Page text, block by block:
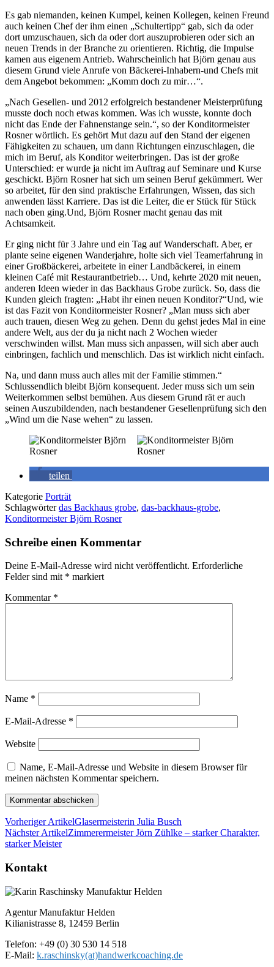
Es gab niemanden, keinen Kumpel, keinen Kollegen, keinen Freund
auch keinen Chef der ihm einen „Schultertipp“ gab, sich da oder
dort umzuschauen, sich da oder dort auszuprobieren oder sich an
neuen Trends in der Branche zu orientieren. Richtig, die Impulse
kamen aus eigenem Antrieb. Wahrscheinlich hat Björn genau aus
diesem Grund viele Anrufe von Bäckerei-Inhabern-und Chefs mit
dem Angebot bekommen: „Komm doch zu mir…“.
„Nach Gesellen- und 2012 erfolgreich bestandener Meisterprüfung
musste doch noch etwas kommen. Was ich wusste, konnte doch
nicht das Ende der Fahnenstange sein.“, so der Konditormeister
Rosner wörtlich. Es gehört Mut dazu auf den Stand der eigenen
Fähigkeiten zu schauen, um dann Richtungen einzuschlagen, die
mich im Beruf, als Konditor weiterbringen. Das ist der große
Unterschied: er wurde ja nicht im Auftrag auf Seminare und Kurse
geschickt. Björn Rosner hat sich um seinen Beruf gekümmert. Wer
so arbeitet, für den sind praktische Erfahrungen, Wissen, das sich
anwenden lässt Karriere. Das ist die Leiter, die er Stück für Stück
nach oben ging.Und, Björn Rosner macht genau das mit
Achtsamkeit.
Er ging nicht für 3 Jahre und ein Tag auf Wanderschaft. Aber, er
plante seine eigenen Wanderjahre, holte sich viel Teamerfahrung in
einer Großbäckerei, arbeitete in einer Landbäckerei, in einem
kleinen Café mit Restaurantbetrieb… Und, kehrte 2020 mit neuen,
anderen Ideen wieder in das Backhaus Grobe zurück. So, dass die
Kunden gleich fragten: „Habt ihr einen neuen Konditor?“Und, wie
ist das Fazit von Konditormeister Rosner? „Man muss sich aber
auch trauen, diesen Weg zu gehen. Denn du gehst jedes Mal in eine
andere Welt, aus der du ja nicht nach 2 Wochen wieder
verschwinden willst. Man muss sich anpassen, will sich aber auch
einbringen, fachlich und menschlich. Das ist wirklich nicht einfach.
Na, und dann muss auch alles mit der Familie stimmen.“
Schlussendlich bleibt Björn konsequent. Jeder muss sich um sein
Weiterkommen selbst bemühen. Aus diesem Grund rät er auch
seinen Auszubildenden, nach bestandener Gesellenprüfung sich den
„Wind um die Nase wehen“ zu lassen.
teilen
Kategorie Porträt
Schlagwörterdas Backhaus grobe, das-backhaus-grobe,
Konditormeister Björn Rosner
Schreibe einen Kommentar
Deine E-Mail-Adresse wird nicht veröffentlicht. Erforderliche
Felder sind mit * markiert
Kommentar *
Name *
E-Mail-Adresse *
Website
Name, E-Mail-Adresse und Website in diesem Browser für
meinen nächsten Kommentar speichern.
Vorheriger ArtikelGlasermeisterin Julia Busch
Nächster ArtikelZimmerermeister Jörn Zühlke – starker Charakter,
starker Meister
Kontakt
Agentur Manufaktur Helden
Kilianistrasse 8, 12459 Berlin
Telefon: +49 (0) 30 530 14 518
E-Mail: k.raschinsky(at)handwerkcoaching.de